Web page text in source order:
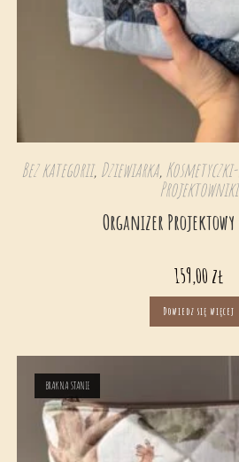
Bez kategorii, Dziewiarka,
Projektowniki
Organizer
159,00 zł
Dowiedz się więcej
BRAK NA STANIE